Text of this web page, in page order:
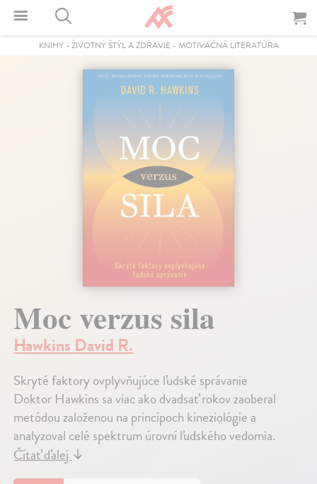
KNIHY- ŽIVOTNÝ ŠTÝL A ZDRAVIE- MOTIVAČNÁ LITERATÚRA
Moc verzus sila
Hawkins David R.
Skryté faktory ovplyvňujúce ľudské správanie
Doktor Hawkins sa viac ako dvadsať rokov zaoberal
metódou založenou na princípoch kineziológie a
analyzoval celé spektrum úrovní ľudského vedomia.
Čítať ďalej ↓